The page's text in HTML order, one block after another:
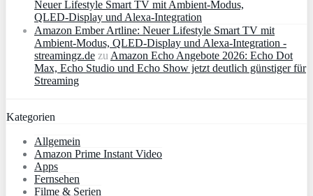
Neuer Lifestyle Smart TV mit Ambient‑Modus,
QLED‑Display und Alexa‑Integration
Amazon Ember Artline: Neuer Lifestyle Smart TV mit
Ambient‑Modus, QLED‑Display und Alexa‑Integration -
streamingz.de zuAmazon Echo Angebote 2026: Echo Dot
Max, Echo Studio und Echo Show jetzt deutlich günstiger für
Streaming
Kategorien
Allgemein
Amazon Prime Instant Video
Apps
Fernsehen
Filme & Serien